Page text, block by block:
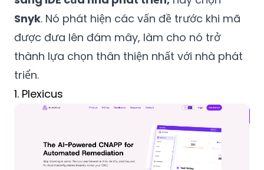
Snyk. Nó phát hiện các vấn đề trước khi mã
được đưa lên đám mây, làm cho nó trở
thành lựa chọn thân thiện nhất với nhà phát
triển.
1. Plexicus